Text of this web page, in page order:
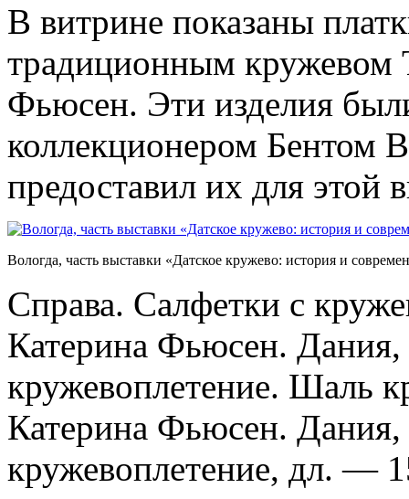
В витрине показаны
традиционным кружевом
Фьюсен. Эти изделия
коллекционером Бентом
предоставил их для этой
Вологда, часть выставки «Датское кружево: история и
Справа. Салфетки с
Катерина Фьюсен. Дания,
кружевоплетение. Шаль
Катерина Фьюсен.
кружевоплетение, дл. —